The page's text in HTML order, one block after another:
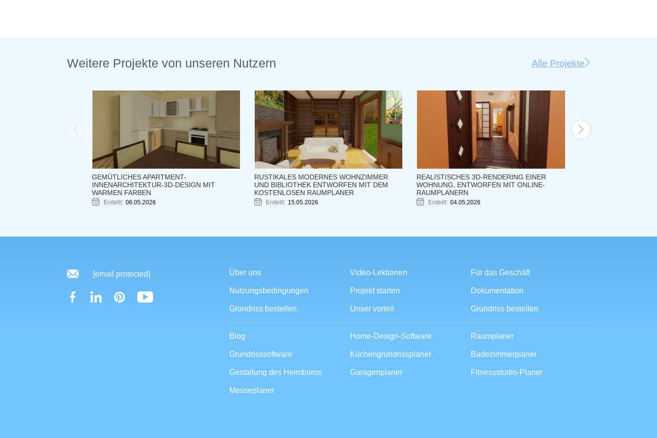
Weitere Projekte von unseren Nutzern Alle Projekte
GEMÜTLICHES APARTMENT-
INNENARCHITEKTUR-3D-DESIGN MIT
WARMEN FARBEN
Erstellt: 06.05.2026
RUSTIKALES MODERNES WOHNZIMMER
UND BIBLIOTHEK ENTWORFEN MIT DEM
KOSTENLOSEN RAUMPLANER
Erstellt: 15.05.2026
REALISTISCHES 3D-RENDERING EINER
WOHNUNG, ENTWORFEN MIT ONLINE-
RAUMPLANERN
Erstellt: 04.05.2026
[email protected] Über uns Video-Lektionen
Für das Geschäft
Nutzungsbedingungen
Projekt starten
Dokumentation
Grundriss bestellen
Unser vorteil Grundriss bestellen
Blog Home-Design-Software
Raumplaner
Grundrisssoftware
Küchengrundrissplaner
Badezimmerplaner
Gestaltung des Heimbüros
Garagenplaner
Fitnessstudio-Planer
Messeplaner